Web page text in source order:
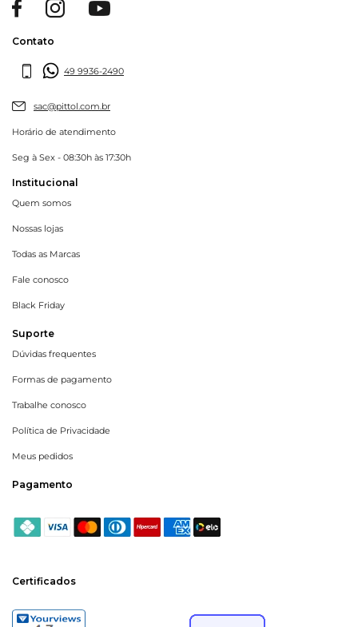
Contato
49 9936-2490
sac@pittol.com.br
Horário de atendimento
Seg à Sex - 08:30h às 17:30h
Institucional
Quem somos
Nossas lojas
Todas as Marcas
Fale conosco
Black Friday
Suporte
Dúvidas frequentes
Formas de pagamento
Trabalhe conosco
Política de Privacidade
Meus pedidos
Pagamento
Certificados